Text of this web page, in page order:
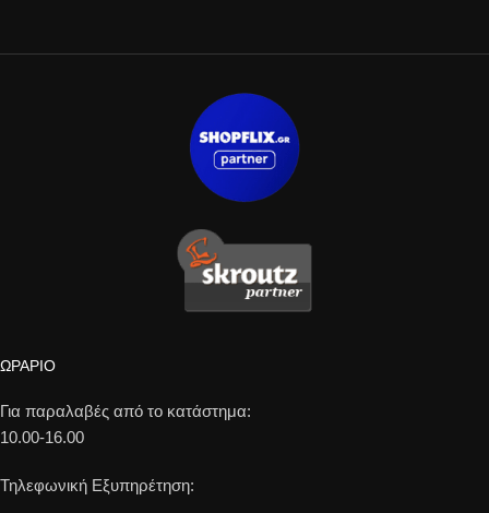
ΩΡΑΡΙΟ
Για παραλαβές από το κατάστημα:
10.00-16.00
Τηλεφωνική Εξυπηρέτηση: